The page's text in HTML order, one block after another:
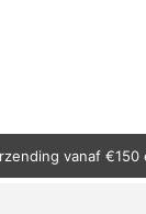
vanaf €150